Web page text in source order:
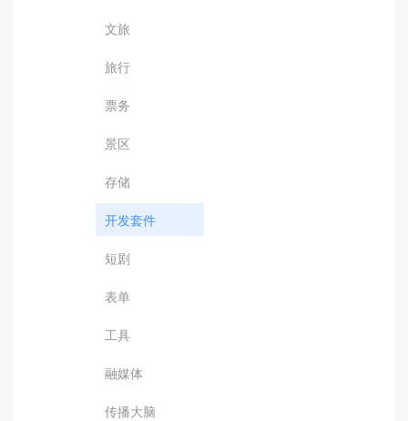
文旅
旅行
票务
景区
存储
开发套件
短剧
表单
工具
融媒体
传播大脑